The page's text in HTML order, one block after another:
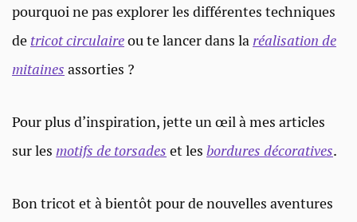
pourquoi ne pas explorer les différentes techniques
de tricot circulaireou te lancer dans la réalisation de
mitaines assorties ?
Pour plus d’inspiration, jette un œil à mes articles
sur les motifs de torsades et les bordures décoratives.
Bon tricot et à bientôt pour de nouvelles aventures